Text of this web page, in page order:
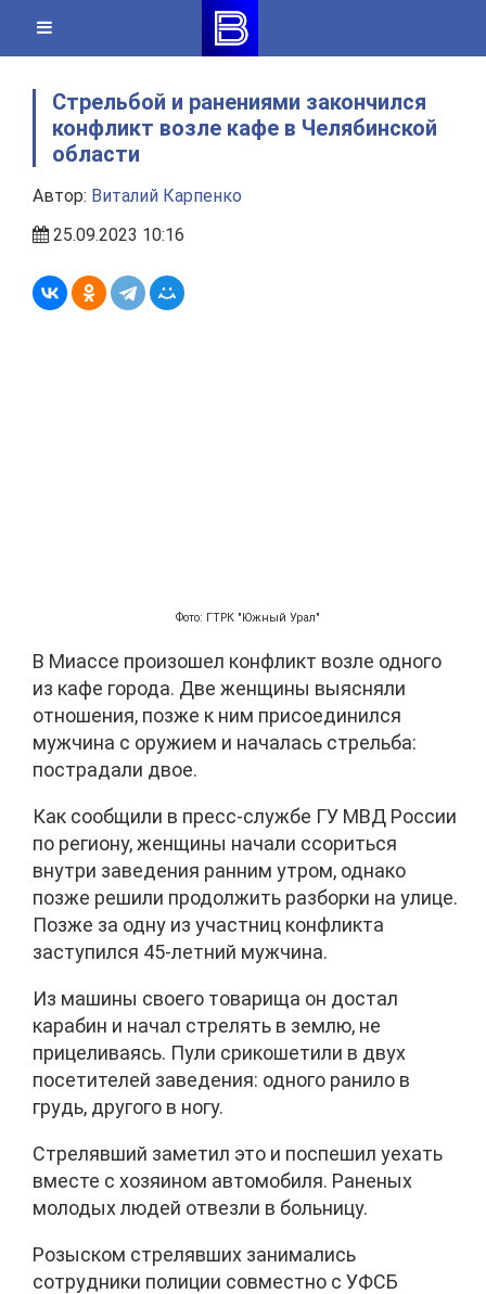
content
Стрельбой и ранениями закончился
конфликт возле кафе в Челябинской
области
Автор: Виталий Карпенко
25.09.2023 10:16
Фото: ГТРК "Южный Урал"
В Миассе произошел конфликт возле одного
из кафе города. Две женщины выясняли
отношения, позже к ним присоединился
мужчина с оружием и началась стрельба:
пострадали двое.
Как сообщили в пресс-службе ГУ МВД России
по региону, женщины начали ссориться
внутри заведения ранним утром, однако
позже решили продолжить разборки на улице.
Позже за одну из участниц конфликта
заступился 45-летний мужчина.
Из машины своего товарища он достал
карабин и начал стрелять в землю, не
прицеливаясь. Пули срикошетили в двух
посетителей заведения: одного ранило в
грудь, другого в ногу.
Стрелявший заметил это и поспешил уехать
вместе с хозяином автомобиля. Раненых
молодых людей отвезли в больницу.
Розыском стрелявших занимались
сотрудники полиции совместно с УФСБ